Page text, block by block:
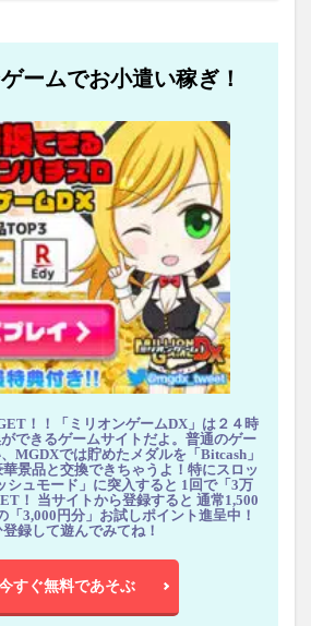
ームでお小遣い稼ぎ！
！！「ミリオンゲームDX」は２４時
できるゲームサイトだよ。普通のゲー
MGDXでは貯めたメダルを「Bitcash」
景品と交換できちゃうよ！特にスロッ
シュモード」に突入すると 1回で「3万
！ 当サイトから登録すると 通常1,500
「3,000円分」お試しポイント進呈中！
録して遊んでみてね！
すぐ無料であそぶ